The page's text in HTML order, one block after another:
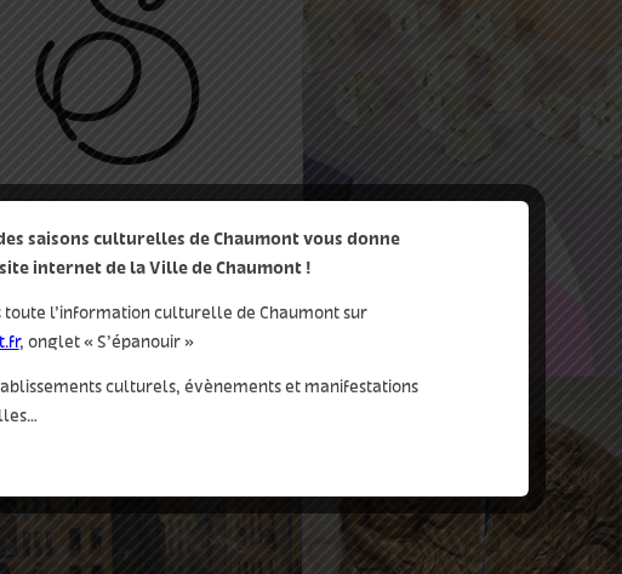
Fév 2022 19:00
Sonore #2 :
Vaughan par
Vandamme
2 Mar 2022 30 Avr 2022
Les Petits Spécimens 6 –
CHARGER PLUS
2022 09:30
atelier
27 Avr 2022 17:00 17:45
Le Tour de l’œuvre
saisons culturelles de Chaumont vous donne
internet de la Ville de Chaumont !
toute l’information culturelle de Chaumont sur
, onglet « S’épanouir »
culturels, évènements et manifestations